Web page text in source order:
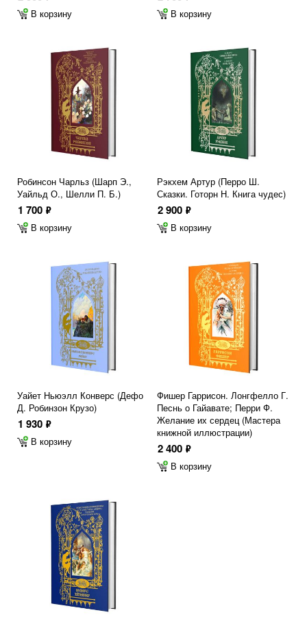
В корзину В корзину
Робинсон Чарльз (Шарп Э.,
Уайльд О., Шелли П. Б.)
1 700 ф
В корзину
Рэкхем Артур (Перро Ш.
Сказки. Готорн Н. Книга чудес)
2 900 ф
В корзину
Уайет Ньюэлл Конверс (Дефо
Д. Робинзон Крузо)
1 930 ф
В корзину
Фишер Гаррисон. Лонгфелло Г.
Песнь о Гайавате; Перри Ф.
Желание их сердец (Мастера
книжной иллюстрации)
2 400 ф
В корзину